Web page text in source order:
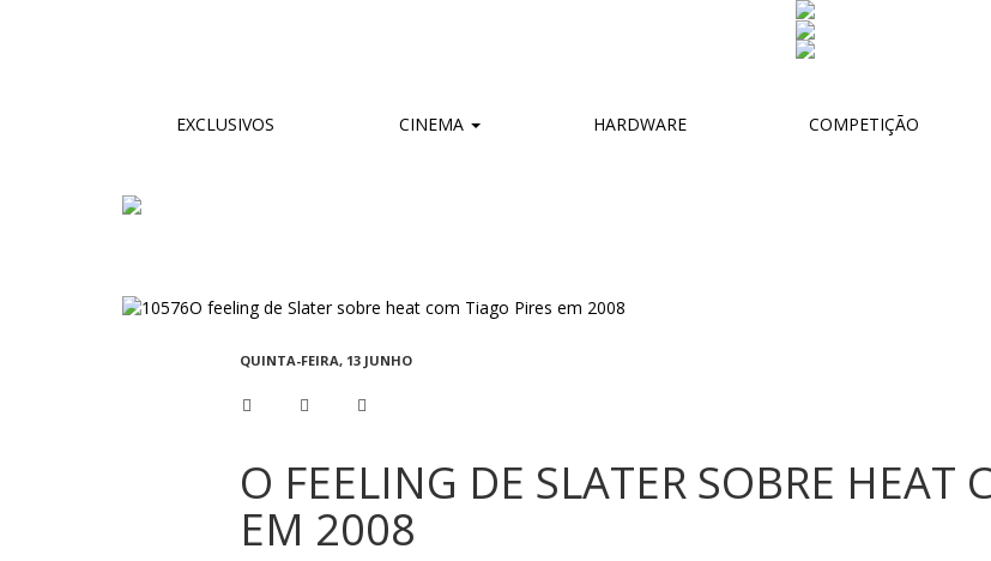
EXCLUSIVOS CINEMA HARDWARE COMPETIÇÃO
QUINTA-FEIRA, 13 JUNHO
O FEELING DE SLATER SOBRE HEAT
EM 2008